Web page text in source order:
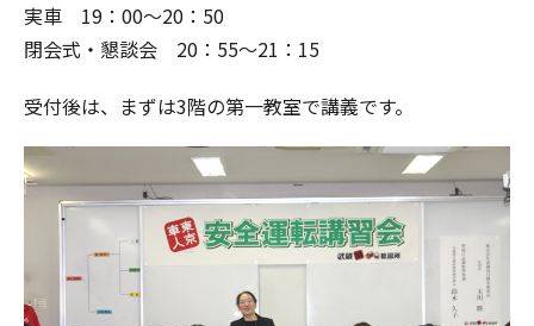
実車 19：00～20：50
閉会式・懇談会 20：55～21：15
受付後は、まずは3階の第一教室で講義です。